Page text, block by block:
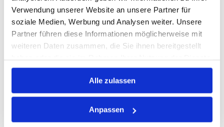
Verwendung unserer Website an unsere Partner für
soziale Medien, Werbung und Analysen weiter. Unsere
Partner führen diese Informationen möglicherweise mit
weiteren Daten zusammen, die Sie ihnen bereitgestellt
gesammelt haben.
Alle zulassen
Anpassen
PRODUKTBESCHREIBUNG
ALLE SPEZIFIKATIONEN